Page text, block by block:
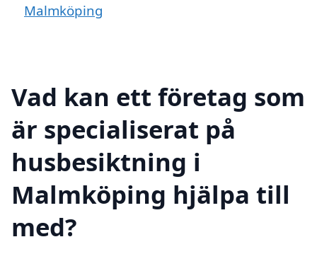
Malmköping
Vad kan ett företag som
är specialiserat på
husbesiktning i
Malmköping hjälpa till
med?